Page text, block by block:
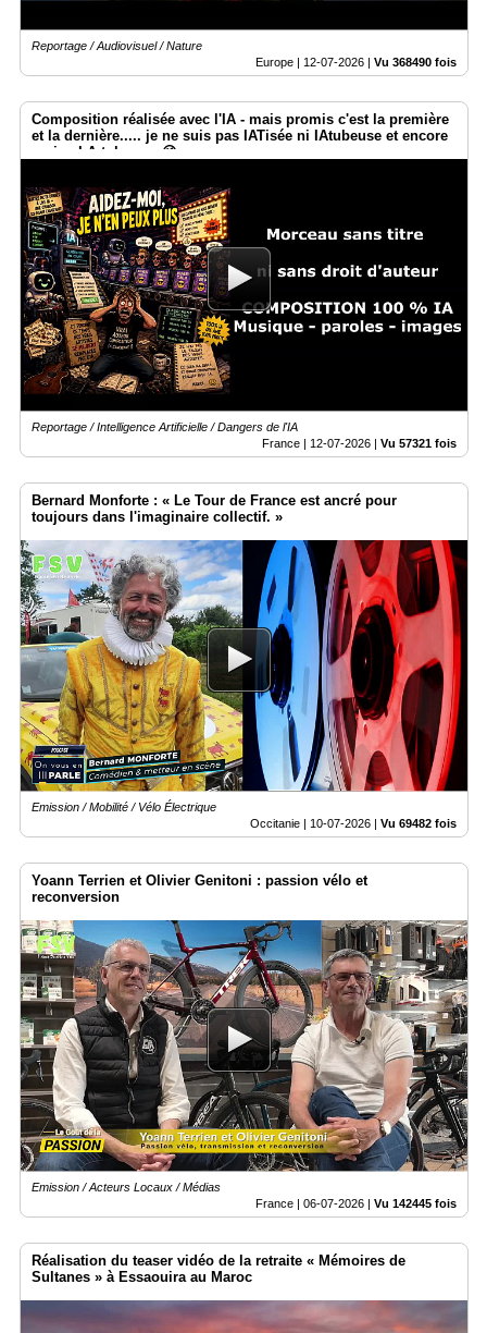
Reportage / Audiovisuel / Nature
Europe | 12-07-2026 | Vu 368490 fois
Composition réalisée avec l'IA - mais promis c'est la première
et la dernière..... je ne suis pas IATisée ni IAtubeuse et encore
moins I.A.tokeuse. 😉
Reportage / Intelligence Artificielle / Dangers de l'IA
France | 12-07-2026 | Vu 57321 fois
Bernard Monforte : « Le Tour de France est ancré pour
toujours dans l'imaginaire collectif. »
Emission / Mobilité / Vélo Électrique
Occitanie | 10-07-2026 | Vu 69482 fois
Yoann Terrien et Olivier Genitoni : passion vélo et
reconversion
Emission / Acteurs Locaux / Médias
France | 06-07-2026 | Vu 142445 fois
Réalisation du teaser vidéo de la retraite « Mémoires de
Sultanes » à Essaouira au Maroc